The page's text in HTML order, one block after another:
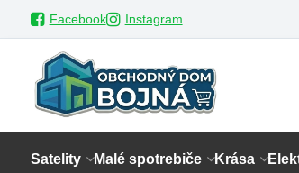
Facebook Instagram
Satelity Malé spotrebiče Krása